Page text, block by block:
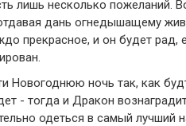
лишь несколько пожеланий.
дань огнедышащему
прекрасное, и он будет рад,
Новогоднюю ночь так, как
- тогда и Дракон
одеться в самый лучший